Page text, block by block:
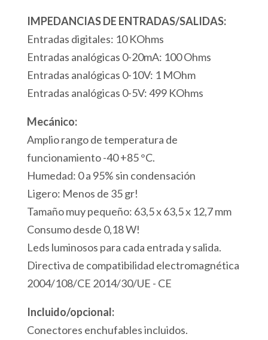
Puertos
Serie
RS232
Modbus/ASCII
1
Modbus
USB
cantidad
IMPEDANCIAS DE ENTRADAS/SALIDAS:
Entradas digitales: 10 KOhms
Entradas analógicas 0-20mA: 100 Ohms
Entradas analógicas 0-10V: 1 MOhm
Entradas analógicas 0-5V: 499 KOhms
Mecánico:
Amplio rango de temperatura de
funcionamiento -40 +85 °C.
Humedad: 0 a 95% sin condensación
Ligero: Menos de 35 gr!
Tamaño muy pequeño: 63,5 x 63,5 x 12,7 mm
Consumo desde 0,18 W!
Leds luminosos para cada entrada y salida.
Directiva de compatibilidad electromagnética
2004/108/CE 2014/30/UE - CE
Incluido/opcional:
Conectores enchufables incluidos.